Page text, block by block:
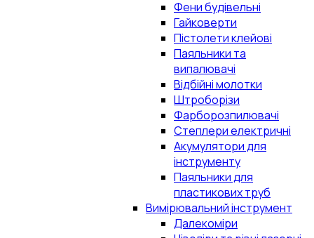
Фени будівельні
Гайковерти
Пістолети клейові
Паяльники та
випалювачі
Відбійні молотки
Штроборізи
Фарборозпилювачі
Степлери електричні
Акумулятори для
інструменту
Паяльники для
пластикових труб
Вимірювальний інструмент
Далекоміри